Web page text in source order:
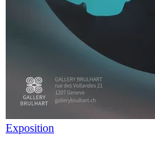
Exposition